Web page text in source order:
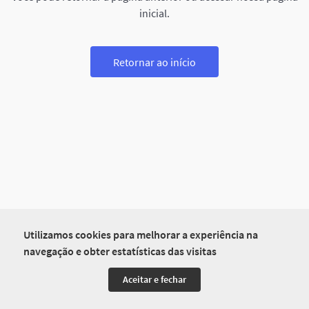
Utilizamos cookies para melhorar a experiência na
navegação e obter estatísticas das visitas
Aceitar e fechar
inicial.
Retornar ao início